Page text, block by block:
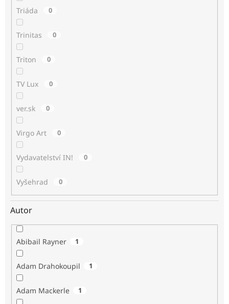
Triáda 0
Trinitas 0
Triton 0
TV Lux 0
ver.sk 0
Virgo Art 0
Vydavatelství IN! 0
Vyšehrad 0
Autor
Abibail Rayner 1
Adam Drahokoupil 1
Adam Mackerle 1